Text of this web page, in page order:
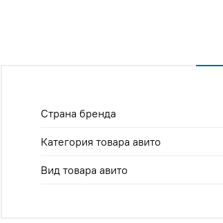
Страна бренда
Категория товара авито
Вид товара авито